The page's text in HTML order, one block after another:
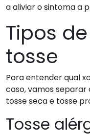
a aliviar o sintoma a
Tipos
tosse
Para entender qual
caso, vamos
tosse seca e tosse
Tosse